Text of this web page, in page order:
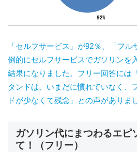
「セルフサービス」が92％、「フ
倒的にセルフサービスでガソリンを
結果になりました。フリー回答には
タンドは、いまだに慣れていなく、
ドが少なくて残念」との声がありま
ガソリン代にまつわるエピ
て！（フリー）